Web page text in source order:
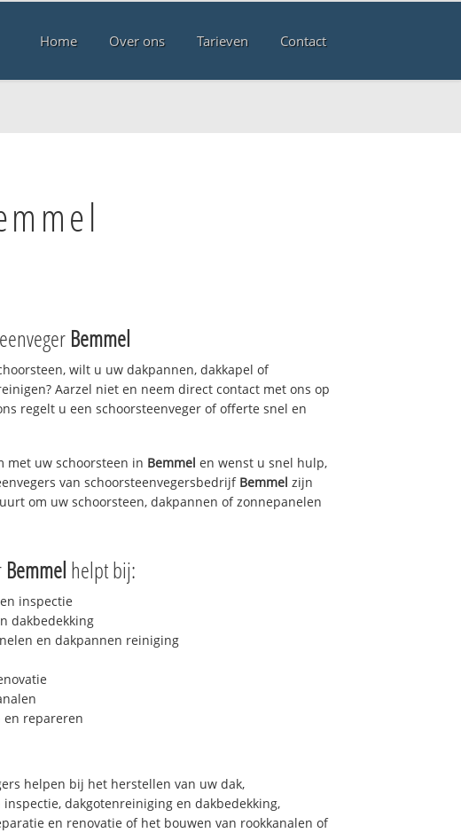
Home Over ons Tarieven Contact
Bemmel
wilt u uw dakpannen, dakkapel of
Aarzel niet en neem direct contact met ons op
regelt u een schoorsteenveger of offerte snel en
met uw schoorsteen in Bemmel en wenst u snel hulp,
van schoorsteenvegersbedrijf Bemmel zijn
om uw schoorsteen, dakpannen of zonnepanelen
Bemmel helpt bij:
inspectie
dakbedekking
en dakpannen reiniging
en repareren
helpen bij het herstellen van uw dak,
dakgotenreiniging en dakbedekking,
en renovatie of het bouwen van rookkanalen of